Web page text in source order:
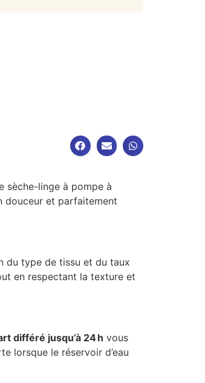
sèche-linge à pompe à
douceur et parfaitement
du type de tissu et du taux
en respectant la texture et
différé jusqu’à 24 h vous
lorsque le réservoir d’eau